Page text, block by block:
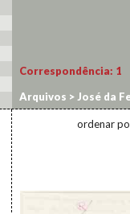
Correspondência: 1
Arquivos > José da
ordenar